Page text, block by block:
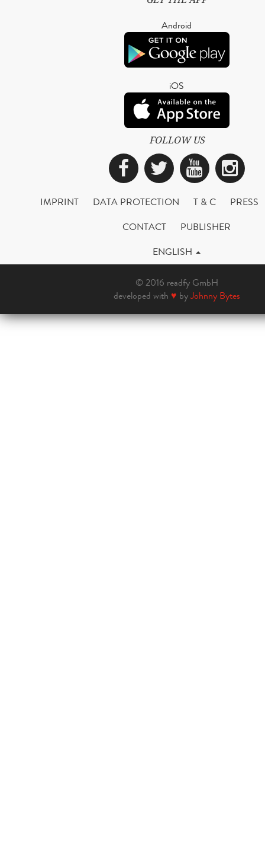
Android
iOS
FOLLOW US
Facebook
Twitter
IMPRINT DATA PROTECTION T & C
PRESS
CONTACT
PUBLISHER
ENGLISH
© 2016 readfy GmbH
developed with ♥ byJohnny Bytes